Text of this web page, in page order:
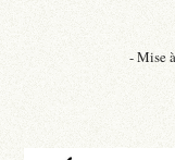
- Mise